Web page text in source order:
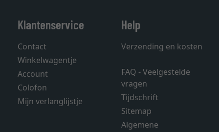
Klantenservice
Contact
Winkelwagentje
Account
Colofon
Mijn verlanglijstje
Help
Verzending en kosten
FAQ - Veelgestelde
vragen
Tijdschrift
Sitemap
Algemene